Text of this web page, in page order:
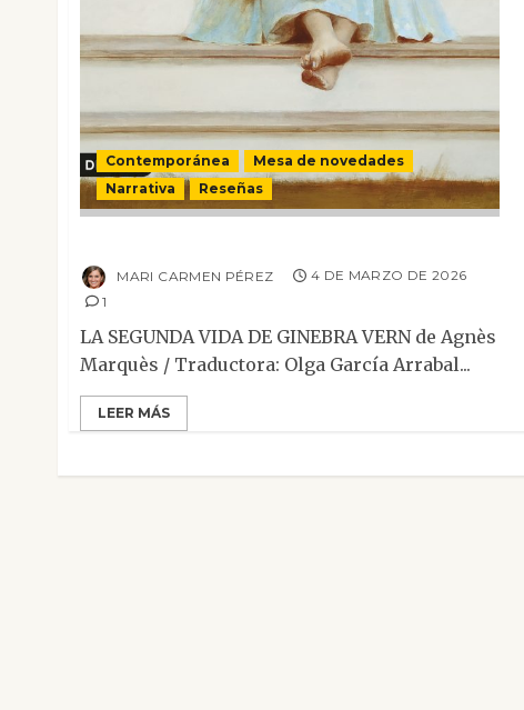
Contemporánea
Mesa de novedades
Narrativa
Reseñas
MARI CARMEN PÉREZ
4 DE MARZO DE 2026
1
LA SEGUNDA VIDA DE GINEBRA VERN de Agnès
Marquès / Traductora: Olga García Arrabal...
LEER MÁS